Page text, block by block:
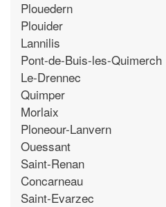
Plouedern
Plouider
Lannilis
Pont-de-Buis-les-Quimerch
Le-Drennec
Quimper
Morlaix
Ploneour-Lanvern
Ouessant
Saint-Renan
Concarneau
Saint-Evarzec